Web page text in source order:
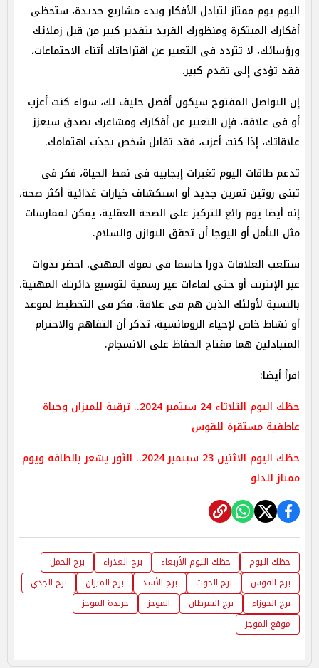
اليوم يوم ممتاز لتبادل الأفكار وبدء مشاريع جديدة، ستحظى
أفكارك المبتكرة ومنظورك الفريد بتقدير كبير من قبل زملائك
ورؤسائك، لا تتردد فى التعبير عن اقتراحاتك أثناء الاجتماعات،
فقد تؤدى إلى تقدم كبير.
إن التواصل المفتوح سيكون أفضل حليف لك، سواء كنت أعزب
أو فى علاقة، فإن التعبير عن أفكارك ومشاعرك بصدق سيعزز
علاقاتك، إذا كنت أعزب، فقد تقابل شخص يجذب اهتمامك.
تدعم طاقات اليوم تغيرات إيجابية فى نمط الحياة، فكر فى
تبنى روتين تمرين جديد أو استكشاف خيارات غذائية أكثر صحة،
إنه أيضا يوم رائع للتركيز على الصحة العقلية، يمكن لممارسات
مثل التأمل أو اليوجا أن تحقق التوازن والسلام.
ستلعب العلاقات دورا حاسما فى نموك المهنى، احضر ندوات
عبر الإنترنت أو حتى لقاءات غير رسمية لتوسيع دائرتك المهنية،
بالنسبة لأولئك الذين هم فى علاقة، فكر فى التخطيط لموعد
أو نشاط خاص لإحياء الرومانسية، تذكر أن التفاهم والاحترام
المتبادلين هما مفتاح الحفاظ على الانسجام.
اقرأ أيضا:
حظك اليوم الثلاثاء 24 سبتمبر 2024.. ترقية للميزان وحياة
عاطفية مستقرة للقوس
حظك اليوم الاثنين 23 سبتمبر 2024.. الثور يشعر بالطاقة ويوم
ممتاز للدلو
حظك اليوم حظك اليوم الأربعاء برج العذراء
برج الحمل
برج القوس
برج الحوت برج الأسد برج الميزان
برج الجدي
برج الجوزاء
برج السرطان الموجز
جريدة الموجز
موقع الموجز